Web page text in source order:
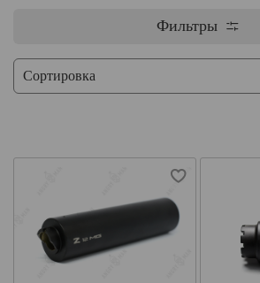
Фильтры